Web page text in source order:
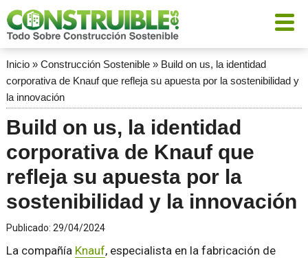
Inicio» Construcción Sostenible» Build on us, la identidad
corporativa de Knauf que refleja su apuesta por la sostenibilidad y
la innovación
Build on us, la identidad
corporativa de Knauf que
refleja su apuesta por la
sostenibilidad y la innovación
Publicado: 29/04/2024
La compañía Knauf, especialista en la fabricación de